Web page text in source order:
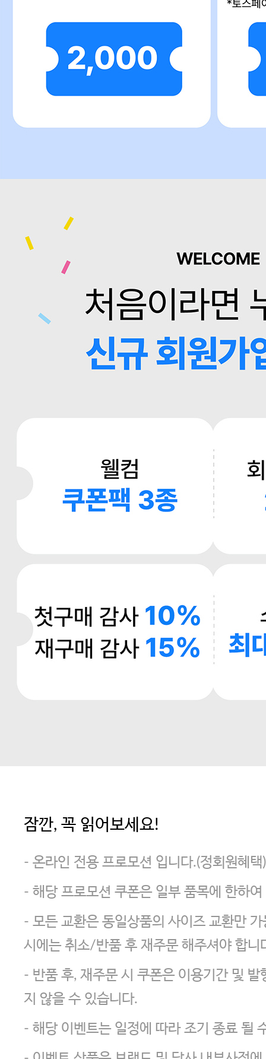
잠깐, 꼭 읽어보세요!
- 온라인 전용 프로모션 입니다.(정회원혜택)
- 해당 프로모션 쿠폰은 일부 품목에 한하
- 모든 교환은 동일상품의 사이즈 교환만
시에는 취소/반품 후 재주문 해주셔야 합니
- 반품 후, 재주문 시 쿠폰은 이용기간 및 발
지 않을 수 있습니다.
- 해당 이벤트는 일정에 따라 조기 종료 될